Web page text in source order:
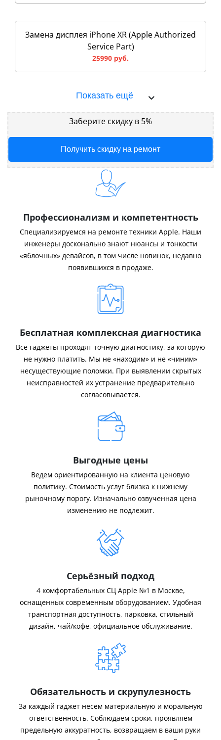
Замена дисплея iPhone XR (Apple Authorized
Service Part)
25990 руб.
Показать ещё
Заберите скидку в 5%
Получить скидку на ремонт
Профессионализм и компетентность
Специализируемся на ремонте техники Apple. Наши
инженеры досконально знают нюансы и тонкости
«яблочных» девайсов, в том числе новинок, недавно
появившихся в продаже.
Бесплатная комплексная диагностика
Все гаджеты проходят точную диагностику, за которую
не нужно платить. Мы не «находим» и не «чиним»
несуществующие поломки. При выявлении скрытых
неисправностей их устранение предварительно
согласовывается.
Выгодные цены
Ведем ориентированную на клиента ценовую
политику. Стоимость услуг близка к нижнему
рыночному порогу. Изначально озвученная цена
изменению не подлежит.
Серьёзный подход
4 комфортабельных СЦ Apple №1 в Москве,
оснащенных современным оборудованием. Удобная
транспортная доступность, парковка, стильный
дизайн, чай/кофе, официальное обслуживание.
Обязательность и скрупулезность
За каждый гаджет несем материальную и моральную
ответственность. Соблюдаем сроки, проявляем
предельную аккуратность, возвращаем в ваши руки